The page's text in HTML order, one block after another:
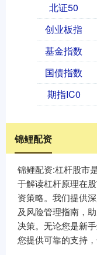
北证50
创业板指
基金指数
国债指数
期指IC0
锦鲤配资
锦鲤配资:杠杆股市
于解读杠杆原理在
资策略。我们提供
及风险管理指南，
决策。无论您是新
您提供可靠的支持